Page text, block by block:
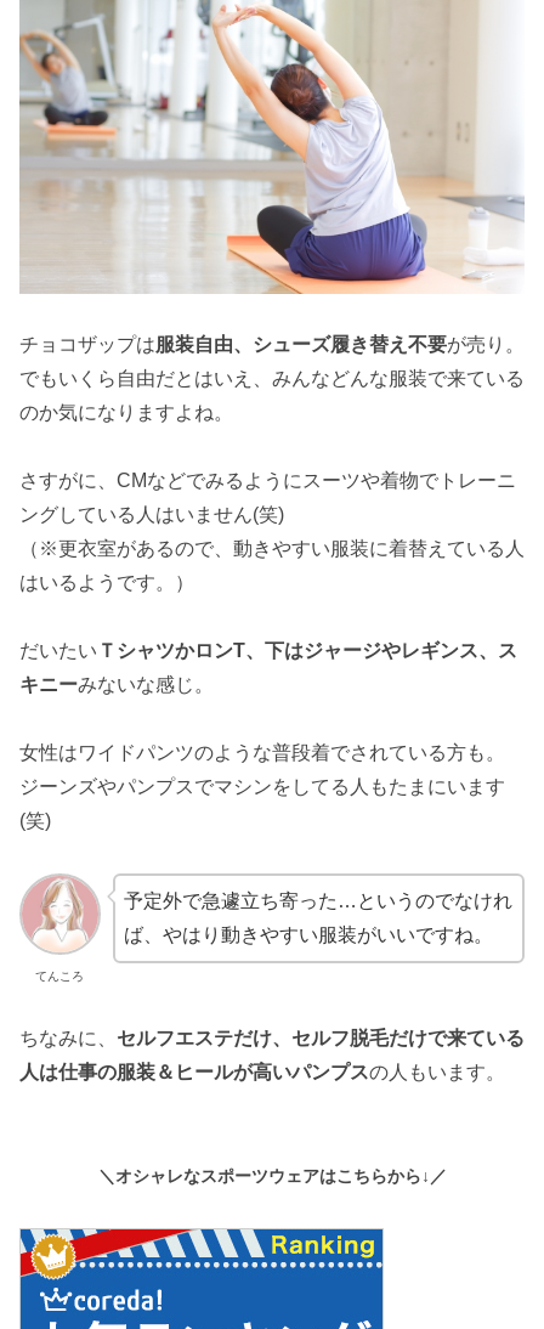
チョコザップは 服装自由、シューズ履き替え不要が売り。
でもいくら自由だとはいえ、みんなどんな服装で来ている
のか気になりますよね。
さすがに、CMなどでみるようにスーツや着物でトレーニ
ングしている人はいません(笑)
（※更衣室があるので、動きやすい服装に着替えている人
はいるようです。）
だいたい ＴシャツかロンT、下はジャージやレギンス、ス
キニーみないな感じ。
女性はワイドパンツのような普段着でされている方も。
ジーンズやパンプスでマシンをしてる人もたまにいます
(笑)
てんころ
予定外で急遽立ち寄った…というのでなけれ
ば、やはり動きやすい服装がいいですね。
ちなみに、 セルフエステだけ、セルフ脱毛だけで来ている
人は仕事の服装＆ヒールが高いパンプスの人もいます。
＼オシャレなスポーツウェアはこちらから↓／